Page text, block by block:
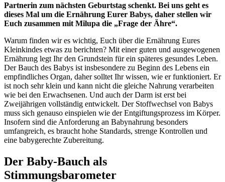
Partnerin zum nächsten Geburtstag schenkt. Bei uns geht es
dieses Mal um die Ernährung Eurer Babys, daher stellen wir
Euch zusammen mit Milupa die „Frage der Ähre“.
Warum finden wir es wichtig, Euch über die Ernährung Eures
Kleinkindes etwas zu berichten? Mit einer guten und ausgewogenen
Ernährung legt Ihr den Grundstein für ein späteres gesundes Leben.
Der Bauch des Babys ist insbesondere zu Beginn des Lebens ein
empfindliches Organ, daher solltet Ihr wissen, wie er funktioniert. Er
ist noch sehr klein und kann nicht die gleiche Nahrung verarbeiten
wie bei den Erwachsenen. Und auch der Darm ist erst bei
Zweijährigen vollständig entwickelt. Der Stoffwechsel von Babys
muss sich genauso einspielen wie der Entgiftungsprozess im Körper.
Insofern sind die Anforderung an Babynahrung besonders
umfangreich, es braucht hohe Standards, strenge Kontrollen und
eine babygerechte Zubereitung.
Der Baby-Bauch als
Stimmungsbarometer